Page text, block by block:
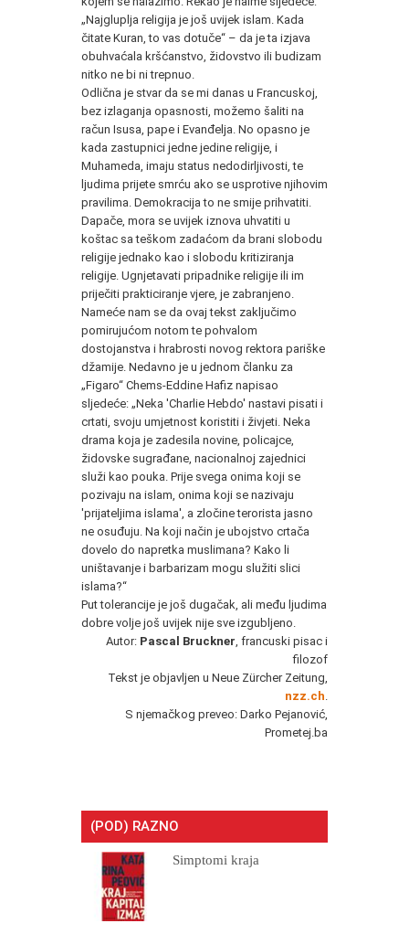
„Najgluplja religija je još uvijek islam. Kada
čitate Kuran, to vas dotuče“ – da je ta izjava
obuhvaćala kršćanstvo, židovstvo ili budizam
nitko ne bi ni trepnuo.
Odlična je stvar da se mi danas u Francuskoj,
bez izlaganja opasnosti, možemo šaliti na
račun Isusa, pape i Evanđelja. No opasno je
kada zastupnici jedne jedine religije, i
Muhameda, imaju status nedodirljivosti, te
ljudima prijete smrću ako se usprotive njihovim
pravilima. Demokracija to ne smije prihvatiti.
Dapače, mora se uvijek iznova uhvatiti u
koštac sa teškom zadaćom da brani slobodu
religije jednako kao i slobodu kritiziranja
religije. Ugnjetavati pripadnike religije ili im
priječiti prakticiranje vjere, je zabranjeno.
Nameće nam se da ovaj tekst zaključimo
pomirujućom notom te pohvalom
dostojanstva i hrabrosti novog rektora pariške
džamije. Nedavno je u jednom članku za
„Figaro“ Chems-Eddine Hafiz napisao
sljedeće: „Neka 'Charlie Hebdo' nastavi pisati i
crtati, svoju umjetnost koristiti i živjeti. Neka
drama koja je zadesila novine, policajce,
židovske sugrađane, nacionalnoj zajednici
služi kao pouka. Prije svega onima koji se
pozivaju na islam, onima koji se nazivaju
'prijateljima islama', a zločine terorista jasno
ne osuđuju. Na koji način je ubojstvo crtača
dovelo do napretka muslimana? Kako li
uništavanje i barbarizam mogu služiti slici
islama?“
Put tolerancije je još dugačak, ali među ljudima
dobre volje još uvijek nije sve izgubljeno.
Autor: Pascal Bruckner , francuski pisac i
filozof
Tekst je objavljen u Neue Zürcher Zeitung,
nzz.ch
S njemačkog preveo: Darko Pejanović,
Prometej.ba
(POD) RAZNO
Simptomi kraja